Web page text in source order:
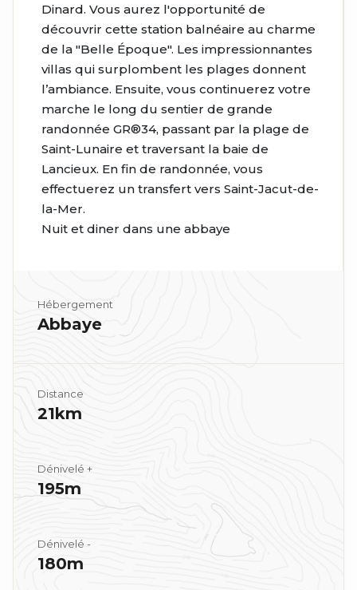
Dinard. Vous aurez l'opportunité de
découvrir cette station balnéaire au charme
de la "Belle Époque". Les impressionnantes
villas qui surplombent les plages donnent
l’ambiance. Ensuite, vous continuerez votre
marche le long du sentier de grande
randonnée GR®34, passant par la plage de
Saint-Lunaire et traversant la baie de
Lancieux. En fin de randonnée, vous
effectuerez un transfert vers Saint-Jacut-de-
la-Mer.
Nuit et diner dans une abbaye
Hébergement
Abbaye
Distance
21km
Dénivelé +
195m
Dénivelé -
180m